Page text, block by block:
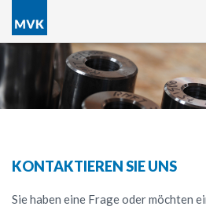
KONTAKTIEREN SIE UNS
Sie haben eine Frage oder möchten